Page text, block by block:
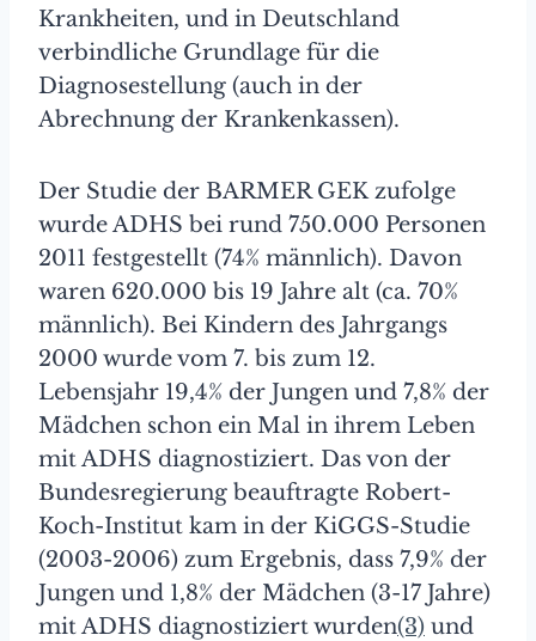
Krankheiten, und in Deutschland
verbindliche Grundlage für die
Diagnosestellung (auch in der
Abrechnung der Krankenkassen).
Der Studie der BARMER GEK zufolge
wurde ADHS bei rund 750.000 Personen
2011 festgestellt (74% männlich). Davon
waren 620.000 bis 19 Jahre alt (ca. 70%
männlich). Bei Kindern des Jahrgangs
2000 wurde vom 7. bis zum 12.
Lebensjahr 19,4% der Jungen und 7,8% der
Mädchen schon ein Mal in ihrem Leben
mit ADHS diagnostiziert. Das von der
Bundesregierung beauftragte Robert-
Koch-Institut kam in der KiGGS-Studie
(2003-2006) zum Ergebnis, dass 7,9% der
Jungen und 1,8% der Mädchen (3-17 Jahre)
mit ADHS diagnostiziert wurden(3) und